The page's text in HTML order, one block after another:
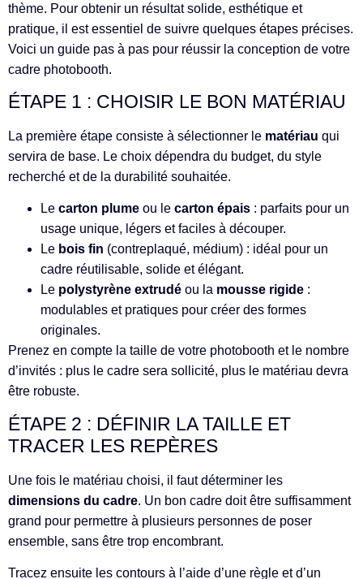
thème. Pour obtenir un résultat solide, esthétique et
pratique, il est essentiel de suivre quelques étapes précises.
Voici un guide pas à pas pour réussir la conception de votre
cadre photobooth.
ÉTAPE 1 : CHOISIR LE BON MATÉRIAU
La première étape consiste à sélectionner le matériau qui
servira de base. Le choix dépendra du budget, du style
recherché et de la durabilité souhaitée.
Le carton plume ou le carton épais : parfaits pour un
usage unique, légers et faciles à découper.
Le bois fin (contreplaqué, médium) : idéal pour un
cadre réutilisable, solide et élégant.
Le polystyrène extrudé ou la mousse rigide :
modulables et pratiques pour créer des formes
originales.
Prenez en compte la taille de votre photobooth et le nombre
d’invités : plus le cadre sera sollicité, plus le matériau devra
être robuste.
ÉTAPE 2 : DÉFINIR LA TAILLE ET
TRACER LES REPÈRES
Une fois le matériau choisi, il faut déterminer les
dimensions du cadre. Un bon cadre doit être suffisamment
grand pour permettre à plusieurs personnes de poser
ensemble, sans être trop encombrant.
Tracez ensuite les contours à l’aide d’une règle et d’un